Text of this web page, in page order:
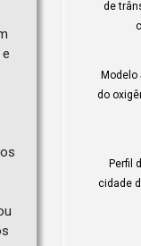
de
Modelo
do
Perfil
cidade